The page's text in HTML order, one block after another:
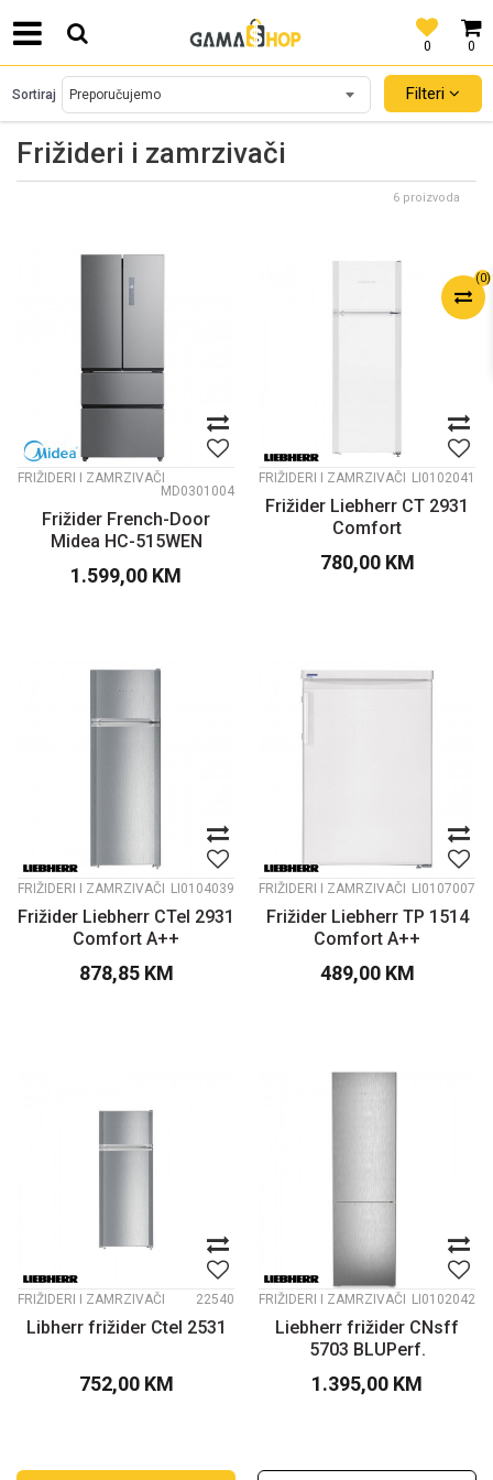
0
0
SIGURNO PLAĆANJE PLATNIM KARTICAMA!
(0)
Frižideri i zamrzivači
Sortiraj Filteri
6 proizvoda
FRIŽIDERI I ZAMRZIVAČI
MD0301004
Frižider French-Door
Midea HC-515WEN
comfort inox A+
1.599,00 KM
FRIŽIDERI I ZAMRZIVAČI LI0102041
Frižider Liebherr CT 2931
Comfort
780,00 KM
FRIŽIDERI I ZAMRZIVAČI LI0104039
Frižider Liebherr CTel 2931
Comfort A++
878,85 KM
FRIŽIDERI I ZAMRZIVAČI LI0107007
Frižider Liebherr TP 1514
Comfort A++
489,00 KM
FRIŽIDERI I ZAMRZIVAČI 22540
Libherr frižider Ctel 2531
752,00 KM
FRIŽIDERI I ZAMRZIVAČI LI0102042
Liebherr frižider CNsff
5703 BLUPerf.
1.395,00 KM